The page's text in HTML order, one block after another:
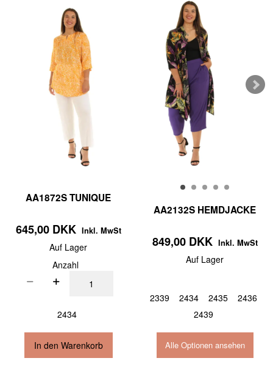
AA1872S TUNIQUE
645,00 DKK Inkl. MwSt
Auf Lager
Anzahl
2434
In den Warenkorb
AA2132S HEMDJACKE
849,00 DKK Inkl. MwSt
Auf Lager
2339 2434 2435
2436
2439
Alle Optionen ansehen